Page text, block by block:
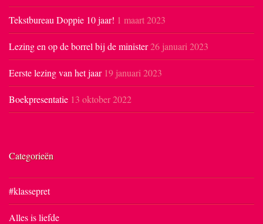
Tekstbureau Doppie 10 jaar! 1 maart 2023
Lezing en op de borrel bij de minister26 januari 2023
Eerste lezing van het jaar 19 januari 2023
Boekpresentatie 13 oktober 2022
Categorieën
#klassepret
Alles is liefde